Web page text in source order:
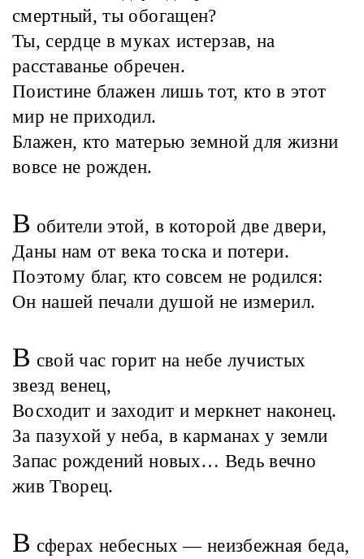
смертный, ты обогащен?
Ты, сердце в муках истерзав, на
расставанье обречен.
Поистине блажен лишь тот, кто в этот
мир не приходил.
Блажен, кто матерью земной для жизни
вовсе не рожден.
В обители этой, в которой две двери,
Даны нам от века тоска и потери.
Поэтому благ, кто совсем не родился:
Он нашей печали душой не измерил.
В свой час горит на небе лучистых
звезд венец,
Восходит и заходит и меркнет наконец.
За пазухой у неба, в карманах у земли
Запас рождений новых… Ведь вечно
жив Творец.
В сферах небесных — неизбежная беда,